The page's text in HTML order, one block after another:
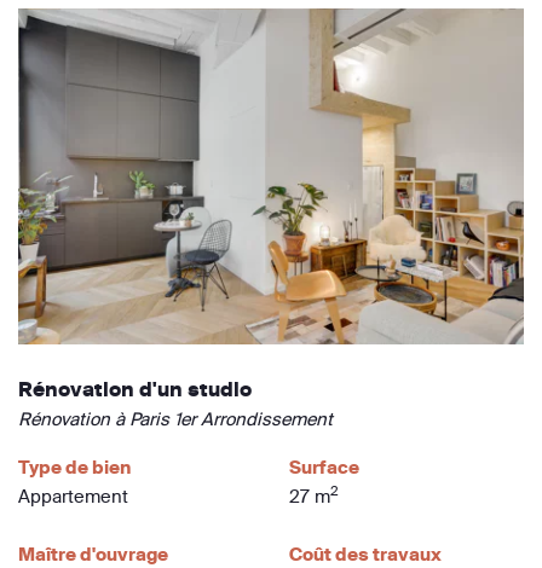
Rénovation d'un studio
Rénovation à Paris 1er Arrondissement
Type de bien
Appartement
Surface
27 m2
Maître d'ouvrage
Coût des travaux